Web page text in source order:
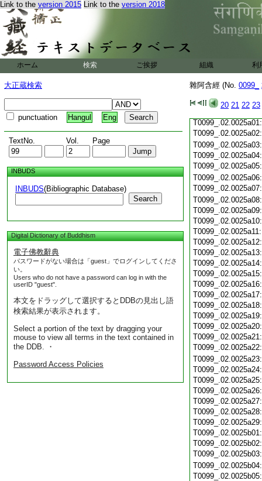
Link to the version 2015 Link to the version 2018
ホーム 検索 ご挨拶 組織 利
大正蔵検索
punctuation Hangul Eng
TextNo. Vol. Page
INBUDS
INBUDS(Bibliographic Database)
Search
Digital Dictionary of Buddhism
電子佛教辭典
パスワードがない場合は「guest」でログインしてくださ
い。
Users who do not have a password can log in with the
userID "guest".
本文をドラッグして選択するとDDBの見出し語
検索結果が表示されます。
Select a portion of the text by dragging your
mouse to view all terms in the text contained in
the DDB. ・
Password Access Policies
雜阿含經 (No. 0099_
20 21 22 23